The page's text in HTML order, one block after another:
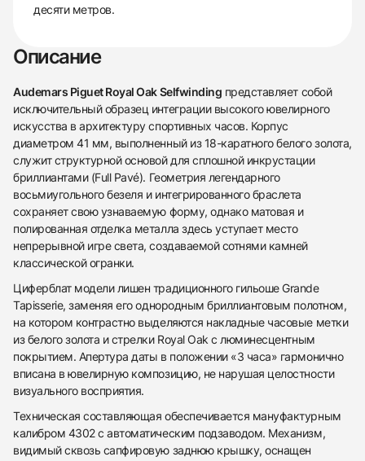
438
285
145
142
205
204
195
150
6
десяти метров.
Описание
Audemars Piguet Royal Oak Selfwinding представляет собой
исключительный образец интеграции высокого ювелирного
искусства в архитектуру спортивных часов. Корпус
диаметром 41 мм, выполненный из 18-каратного белого золота,
служит структурной основой для сплошной инкрустации
бриллиантами (Full Pavé). Геометрия легендарного
восьмиугольного безеля и интегрированного браслета
сохраняет свою узнаваемую форму, однако матовая и
полированная отделка металла здесь уступает место
непрерывной игре света, создаваемой сотнями камней
классической огранки.
Циферблат модели лишен традиционного гильоше Grande
Tapisserie, заменяя его однородным бриллиантовым полотном,
на котором контрастно выделяются накладные часовые метки
из белого золота и стрелки Royal Oak с люминесцентным
покрытием. Апертура даты в положении «3 часа» гармонично
вписана в ювелирную композицию, не нарушая целостности
визуального восприятия.
Техническая составляющая обеспечивается мануфактурным
калибром 4302 с автоматическим подзаводом. Механизм,
видимый сквозь сапфировую заднюю крышку, оснащен